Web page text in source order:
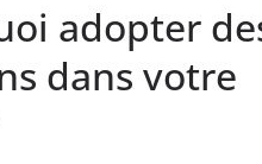
adopter
dans votre